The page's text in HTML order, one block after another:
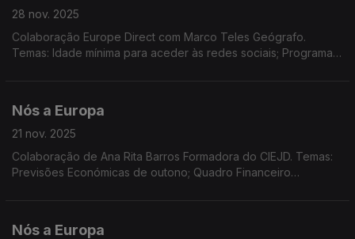
28 nov. 2025
Colaboração Europe Direct com Marco Teles Geógrafo.
Temas: Idade mínima para aceder às redes sociais; Programa
Nós a Europa
21 nov. 2025
Colaboração de Ana Rita Barros Formadora do CIEJD. Temas:
Previsões Económicas de outono; Quadro Financeiro
Nós a Europa